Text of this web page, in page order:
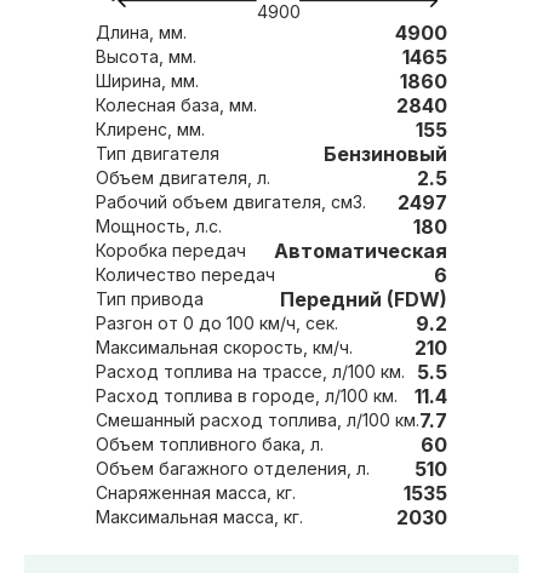
4900
Длина, мм. 4900
Высота, мм. 1465
Ширина, мм. 1860
Колесная база, мм. 2840
Клиренс, мм. 155
Тип двигателя Бензиновый
Объем двигателя, л. 2.5
Рабочий объем двигателя, см3. 2497
Мощность, л.с. 180
Коробка передач Автоматическая
Количество передач 6
Тип привода Передний (FDW)
Разгон от 0 до 100 км/ч, сек. 9.2
Максимальная скорость, км/ч. 210
Расход топлива на трассе, л/100 км. 5.5
Расход топлива в городе, л/100 км. 11.4
Смешанный расход топлива, л/100 км.7.7
Объем топливного бака, л. 60
Объем багажного отделения, л. 510
Снаряженная масса, кг. 1535
Максимальная масса, кг. 2030